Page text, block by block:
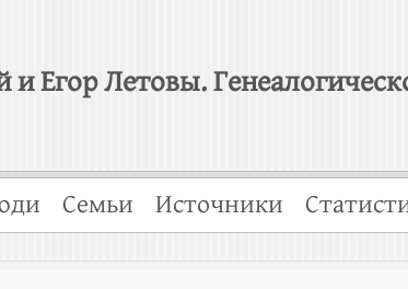
и Егор Летовы.
Семьи Источники